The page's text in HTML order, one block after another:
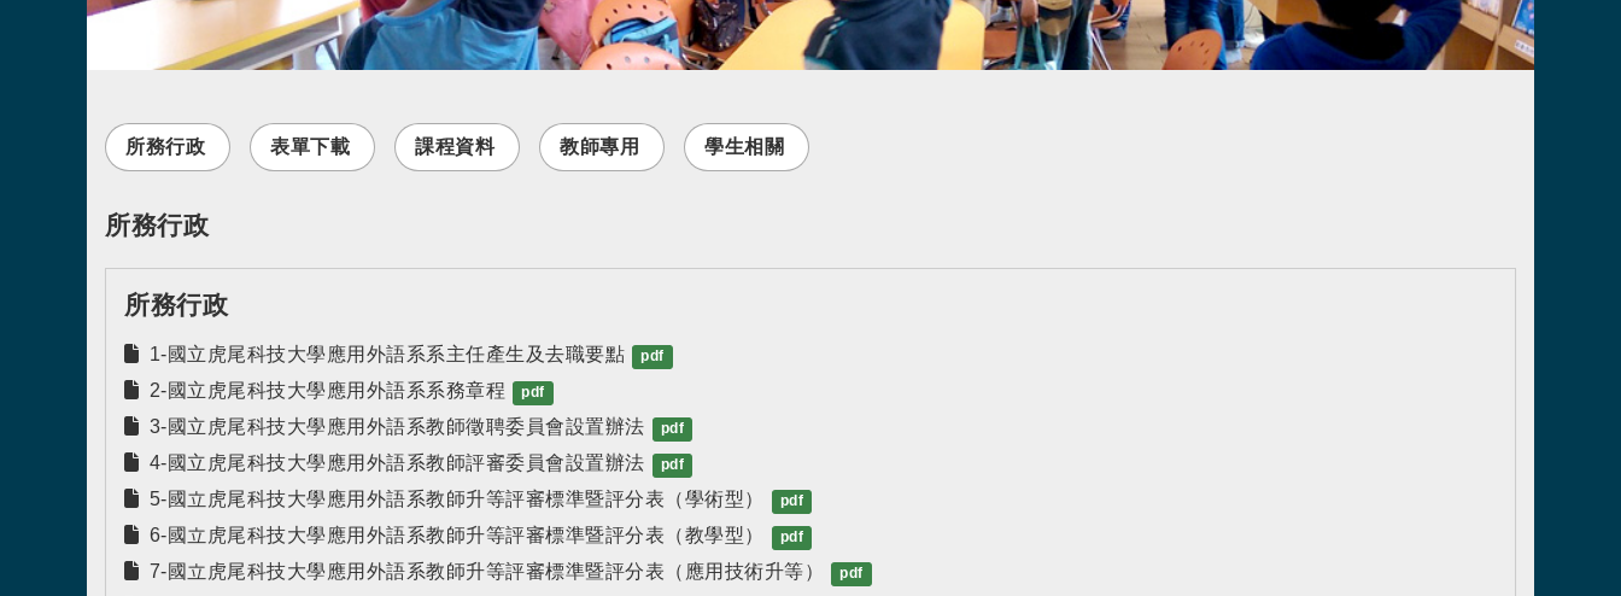
所務行政 表單下載 課程資料 教師專用 學生相關
所務行政
所務行政
1-國立虎尾科技大學應用外語系系主任產生及去職要點 pdf
2-國立虎尾科技大學應用外語系系務章程 pdf
3-國立虎尾科技大學應用外語系教師徵聘委員會設置辦法 pdf
4-國立虎尾科技大學應用外語系教師評審委員會設置辦法 pdf
5-國立虎尾科技大學應用外語系教師升等評審標準暨評分表（學術型） pdf
6-國立虎尾科技大學應用外語系教師升等評審標準暨評分表（教學型） pdf
7-國立虎尾科技大學應用外語系教師升等評審標準暨評分表（應用技術升等） pdf